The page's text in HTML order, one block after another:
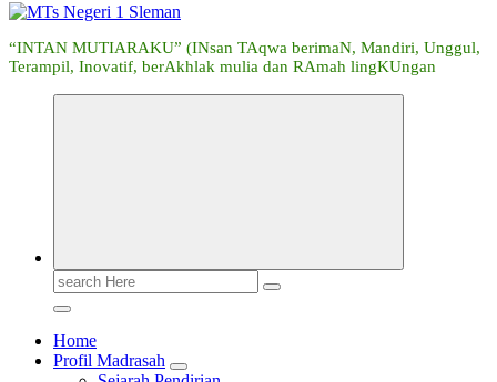
“INTAN MUTIARAKU” (INsan TAqwa berimaN, Mandiri, Unggul,
Terampil, Inovatif, berAkhlak mulia dan RAmah lingKUngan
Search
for:
Home
Profil Madrasah